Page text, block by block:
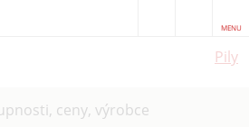
MENU
Pily
ceny, výrobce